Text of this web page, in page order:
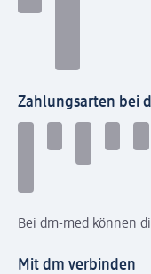
Zahlungsarten bei
Bei dm-med können
Mit dm verbinden